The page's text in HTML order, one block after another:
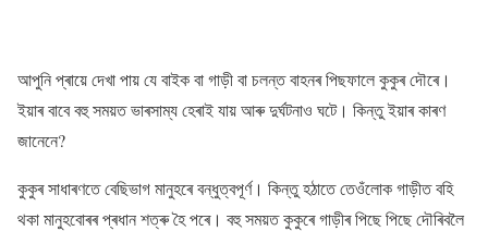
আপুনি প্ৰায়ে দেখা পায় যে বাইক বা গাড়ী বা চলন্ত বাহনৰ পিছফালে কুকুৰ দৌৰে।
ইয়াৰ বাবে বহু সময়ত ভাৰসাম্য হেৰাই যায় আৰু দুৰ্ঘটনাও ঘটে। কিন্তু ইয়াৰ কাৰণ
জানেনে?
কুকুৰ সাধাৰণতে বেছিভাগ মানুহৰে বন্ধুত্বপূৰ্ণ। কিন্তু হঠাতে তেওঁলোক গাড়ীত বহি
থকা মানুহবোৰৰ প্ৰধান শত্ৰু হৈ পৰে। বহু সময়ত কুকুৰে গাড়ীৰ পিছে পিছে দৌৰিবলৈ